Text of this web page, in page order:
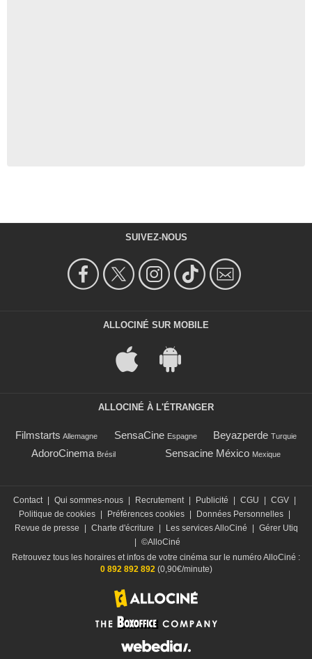
SUIVEZ-NOUS
ALLOCINÉ SUR MOBILE
ALLOCINÉ À L'ÉTRANGER
Filmstarts Allemagne SensaCine Espagne Beyazperde Turquie
AdoroCinema Brésil Sensacine México Mexique
Contact Qui sommes-nous Recrutement Publicité CGU CGV
Politique de cookies
Préférences cookies Données Personnelles
Revue de presse
Charte d'écriture Les services AlloCiné
Gérer Utiq
©AlloCiné
Retrouvez tous les horaires et infos de votre cinéma sur le numéro AlloCiné :
0 892 892 892(0,90€/minute)